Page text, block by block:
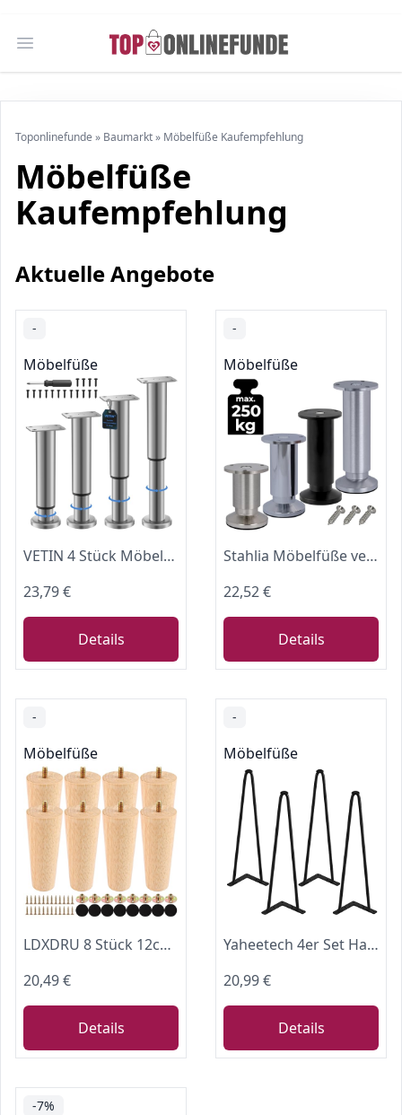
Open main menu
Toponlinefunde » Baumarkt» Möbelfüße Kaufempfehlung
Möbelfüße
Kaufempfehlung
Aktuelle Angebote
-
Möbelfüße
VETIN 4 Stück Möbelfüße Verstellbar, Möbelfüße Höhenverstellbar 15-27cm
23,79 €
Details
-
Möbelfüße
Stahlia Möbelfüße verstellbar (4er Set) 6cm Höhe Edelstahl Optik Ø 38mm Aluminium Schrankfüsse belastbar bis 250Kg Sofa Füße Möbelbeine Metallfüße Regalfüße
22,52 €
Details
-
Möbelfüße
LDXDRU 8 Stück 12cm Eiche möbelfüße Holz Möbelfuß Massivholz Holzfüße für Möbel mit Montageplatten, Schrauben und Gummipads, Holz Möbelfüße Tischbeine für Sofa Bett Schrank Couch Ottomane
20,49 €
Details
-
Möbelfüße
Yaheetech 4er Set Hairpin Tischbeine Haarnadel Möbelfüße Tischkufen Haarnadelbeine, Beinhöhe ca 41 cm
20,99 €
Details
-7%